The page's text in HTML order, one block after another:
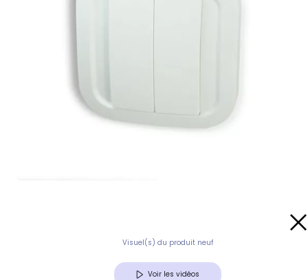
Visuel(s) du produit neuf
Voir les vidéos